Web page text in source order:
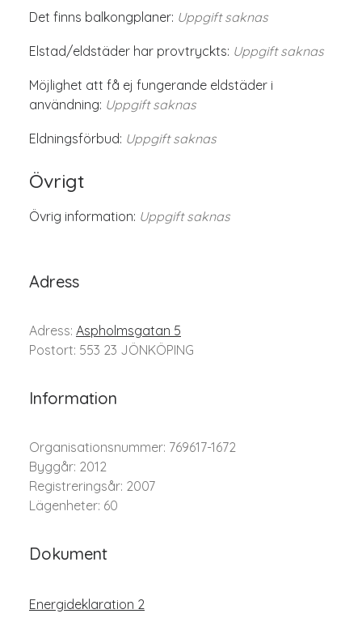
Det finns balkongplaner: Uppgift saknas
Elstad/eldstäder har provtryckts: Uppgift saknas
Möjlighet att få ej fungerande eldstäder i
användning: Uppgift saknas
Eldningsförbud: Uppgift saknas
Övrigt
Övrig information: Uppgift saknas
Adress
Adress: Aspholmsgatan 5
Postort: 553 23 JÖNKÖPING
Information
Organisationsnummer: 769617-1672
Byggår: 2012
Registreringsår: 2007
Lägenheter: 60
Dokument
Energideklaration 2